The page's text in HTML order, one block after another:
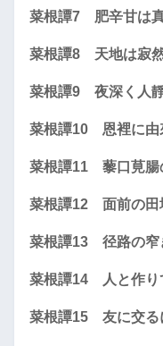
菜根譚7 肥辛甘は
菜根譚8 天地は寂
菜根譚9 夜深く人
菜根譚10 恩裡に由
菜根譚11 藜口莧腸
菜根譚12 面前の田
菜根譚13 径路の窄
菜根譚14 人と作り
菜根譚15 友に交る